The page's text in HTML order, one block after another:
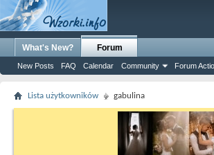
What's New? Forum
New Posts FAQ Calendar Community Forum
Lista użytkowników gabulina